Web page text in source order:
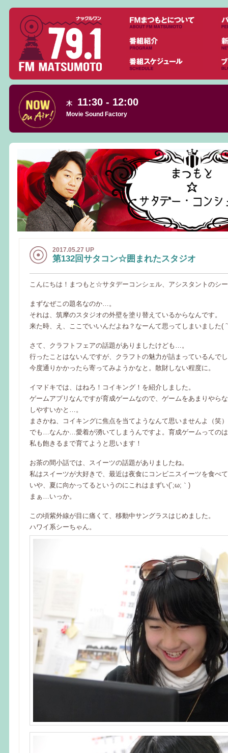
木 11:30 - 12:00
Movie Sound Factory
2017.05.27 UP
第132回サタコン☆囲まれたスタジオ
こんにちは！まつもと☆サタデーコンシェル、アシスタントのシ
まずなぜこの題名なのか…。
それは、筑摩のスタジオの外壁を塗り替えているからなんです。
来た時、え、ここでいいんだよね？なーんて思ってしまいました(
さて、クラフトフェアの話題がありましたけども…。
行ったことはないんですが、クラフトの魅力が詰まっているんで
今度通りかかったら寄ってみようかなと。散財しない程度に。
イマドキでは、はねろ！コイキング！を紹介しました。
ゲームアプリなんですが育成ゲームなので、ゲームをあまりやら
しやすいかと…。
まさかね、コイキングに焦点を当てようなんて思いませんよ（笑）
でも…なんか…愛着が湧いてしまうんですよ。育成ゲームっての
私も飽きるまで育てようと思います！
お茶の間小話では、スイーツの話題がありましたね。
私はスイーツが大好きで、最近は夜食にコンビニスイーツを食べ
いや、夏に向かってるというのにこれはまずい(´;ω;｀)
まぁ…いっか。
この頃紫外線が目に痛くて、移動中サングラスはじめました。
ハワイ系シーちゃん。